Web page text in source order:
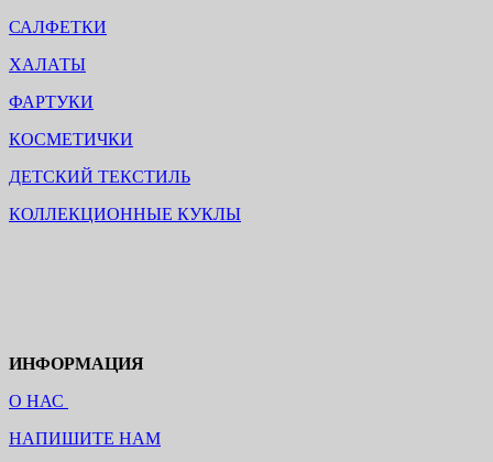
САЛФЕТКИ
ХАЛАТЫ
ФАРТУКИ
КОСМЕТИЧКИ
ДЕТСКИЙ ТЕКСТИЛЬ
КОЛЛЕКЦИОННЫЕ КУКЛЫ
ИНФОРМАЦИЯ
О НАС
НАПИШИТЕ НАМ